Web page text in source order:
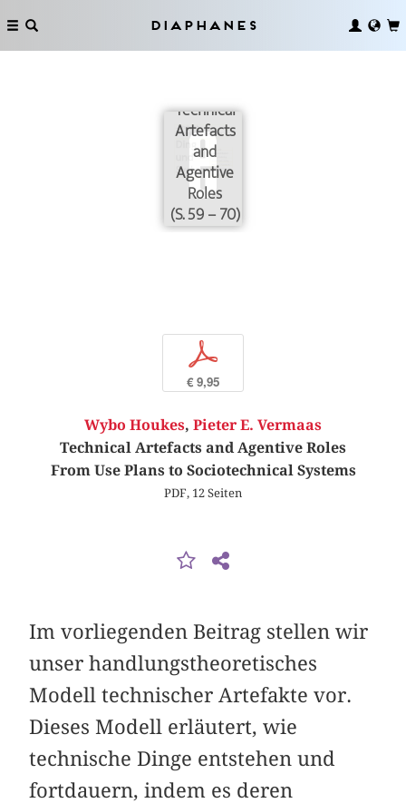
Diaphanes
Technical
Artefacts
and
Agentive
Roles
(S. 59 – 70)
p
€ 9,95
Wybo Houkes, Pieter E. Vermaas
Technical Artefacts and Agentive Roles
From Use Plans to Sociotechnical Systems
PDF, 12 Seiten
Im vorliegenden Beitrag stellen wir
unser handlungstheoretisches
Modell technischer Artefakte vor.
Dieses Modell erläutert, wie
technische Dinge entstehen und
fortdauern, indem es deren